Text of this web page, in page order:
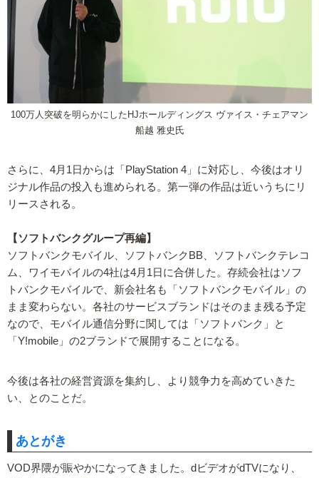
100万人突破を明らかにしたHJホールディングス ヴァイス・チェアマン
船越 雅史氏
さらに、4月1日からは「PlayStation 4」に対応し、今後はオリ
ジナル作品の投入も進められる。第一弾の作品は近いうちにリ
リースされる。
【ソフトバンクグループ再編】
ソフトバンクモバイル、ソフトバンクBB、ソフトバンクテレコ
ム、ワイモバイルの4社は4月1日に合併した。存続会社はソフ
トバンクモバイルで、新会社名も「ソフトバンクモバイル」の
まま変わらない。各社のサービスブランドはそのまま残る予定
なので、モバイル通信分野に関しては「ソフトバンク」と
「Y!mobile」の2ブランドで展開することになる。
今後は各社の経営資源を集約し、より競争力を高めていきた
い、とのことだ。
あとがき
VOD界隈が賑やかになってきました。dビデオがdTVになり、